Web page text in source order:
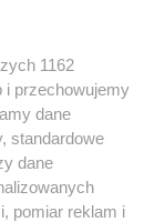
1162
i przechowujemy
dane
standardowe
dane
pomiar reklam i